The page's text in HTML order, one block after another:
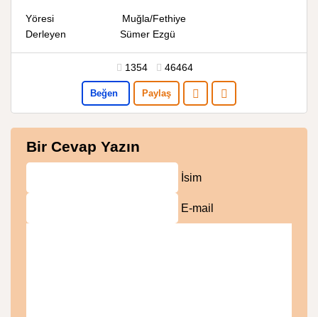
Yöresi Muğla/Fethiye
Derleyen Sümer Ezgü
1354 46464
Beğen Paylaş
Bir Cevap Yazın
İsim
E-mail